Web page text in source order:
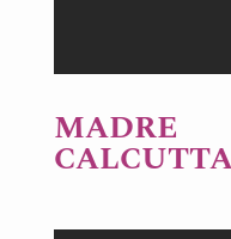
MADRE